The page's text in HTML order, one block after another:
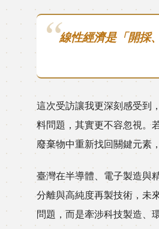
線性經濟是「開採
這次受訪讓我更深刻感受到
料問題，其實更不容忽視。
廢棄物中重新找回關鍵元素
臺灣在半導體、電子製造與
分離與高純度再製技術，未
問題，而是牽涉科技製造、